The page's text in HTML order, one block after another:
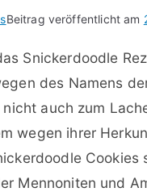
Beitrag veröffentlicht am
Snickerdoodle
des Namens
auch zum
wegen ihrer
Cookies
Mennoniten und